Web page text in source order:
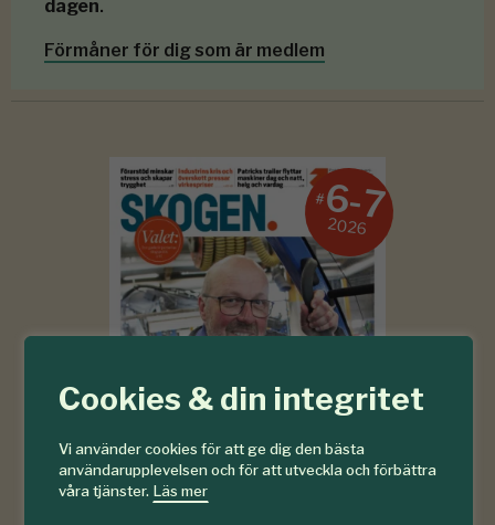
Cookies & din integritet
Vi använder cookies för att ge dig den bästa
användarupplevelsen och för att utveckla och förbättra
våra tjänster. Läs mer
dagen.
Förmåner för dig som är medlem
#6-7
2026